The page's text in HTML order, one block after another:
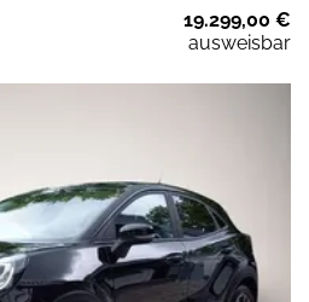
19.299,00 €
ausweisbar